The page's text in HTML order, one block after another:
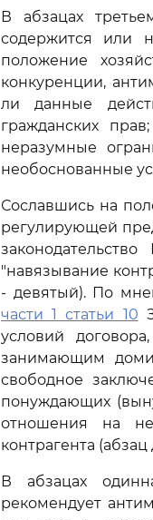
В абзацах
содержится или
положение
конкуренции,
ли данные
гражданских
неразумные
необоснованные
Сославшись на
регулирующей
"навязывание
- девятый). По
части 1 статьи 10
условий
занимающим
свободное
понуждающих
отношения на
контрагента
В абзацах
рекомендует